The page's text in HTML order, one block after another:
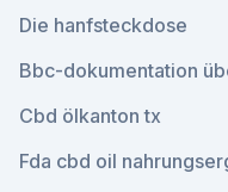
Die hanfsteckdose
Bbc-dokumentation
Cbd ölkanton tx
Fda cbd oil